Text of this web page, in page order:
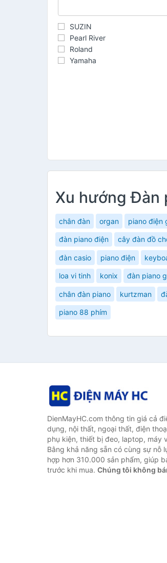
SUZIN
Pearl River
Roland
Yamaha
Xu hướng Đàn
chân đàn organ piano điện
đàn piano điện cây đàn đồ
đàn casio piano điện
loa vi tinh konix đàn piano
chân đàn piano kurtzman
piano 88 phím
DienMayHC.com thông tin giá cả
dụng, nội thất, ngoại thất, điện
phụ kiện, thiết bị đeo, laptop, máy
Bằng khả năng sẵn có cùng sự
hợp hơn 310.000 sản phẩm, giúp
trước khi mua. Chúng tôi không